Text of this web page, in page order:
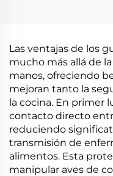
Las ventajas de los
mucho más allá de
manos, ofreciendo
mejoran tanto la
la cocina. En primer
contacto directo
reduciendo
transmisión de
alimentos. Esta
manipular aves de